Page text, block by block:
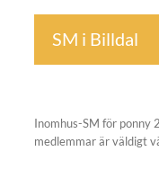
SM i Billdal
Inomhus-SM för ponny
medlemmar är väldigt